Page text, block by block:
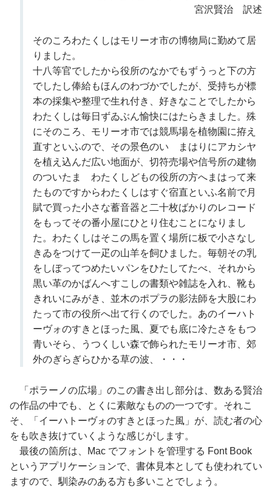
宮沢賢治 訳述
そのころわたくしはモリーオ市の博物局に勤めて居
りました。
十八等官でしたから役所のなかでもずうっと下の方
でしたし俸給もほんのわづかでしたが、受持ちが標
本の採集や整理で生れ付き、好きなことでしたから
わたくしは毎日ずゐぶん愉快にはたらきました。殊
にそのころ、モリーオ市では競馬場を植物園に拵え
直すといふので、その景色のいゝまはりにアカシヤ
を植え込んだ広い地面が、切符売場や信号所の建物
のついたまゝわたくしどもの役所の方へまはって来
たものですからわたくしはすぐ宿直といふ名前で月
賦で買った小さな蓄音器と二十枚ばかりのレコード
をもってその番小屋にひとり住むことになりまし
た。わたくしはそこの馬を置く場所に板で小さなし
きゐをつけて一疋の山羊を飼ひました。毎朝その乳
をしぼってつめたいパンをひたしてたべ、それから
黒い革のかばんへすこしの書類や雑誌を入れ、靴も
きれいにみがき、並木のポプラの影法師を大股にわ
たって市の役所へ出て行くのでした。あのイーハト
ーヴォのすきとほった風、夏でも底に冷たさをもつ
青いそら、うつくしい森で飾られたモリーオ市、郊
外のぎらぎらひかる草の波、・・・
「ポラーノの広場」のこの書き出し部分は、数ある賢治
の作品の中でも、とくに素敵なものの一つです。それこ
そ、「イーハトーヴォのすきとほった風」が、読む者の心
をも吹き抜けていくような感じがします。
最後の箇所は、Mac でフォントを管理する Font Book
というアプリケーションで、書体見本としても使われてい
ますので、馴染みのある方も多いことでしょう。